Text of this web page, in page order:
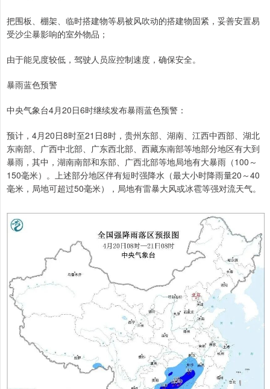
把围板、棚架、临时搭建物等易被风吹动的搭建物固紧，妥善安置易
受沙尘暴影响的室外物品；
由于能见度较低，驾驶人员应控制速度，确保安全。
暴雨蓝色预警
中央气象台4月20日6时继续发布暴雨蓝色预警：
预计，4月20日8时至21日8时，贵州东部、湖南、江西中西部、湖北
东南部、广西中北部、广东西北部、西藏东南部等地部分地区有大到
暴雨，其中，湖南南部和东部、广西北部等地局地有大暴雨（100～
150毫米）。上述部分地区伴有短时强降水（最大小时降雨量20～40
毫米，局地可超过50毫米），局地有雷暴大风或冰雹等强对流天气。